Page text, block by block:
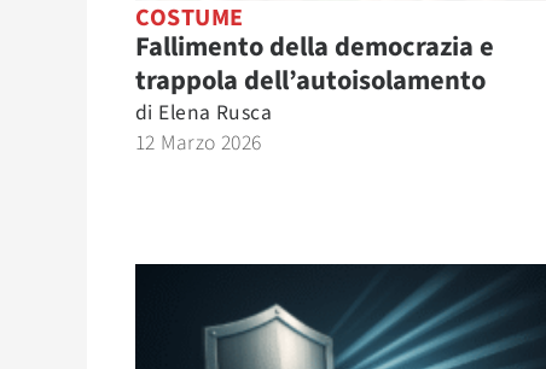
COSTUME
Fallimento della democrazia e
trappola dell’autoisolamento
di Elena Rusca
12 Marzo 2026